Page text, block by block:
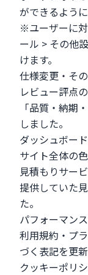
ができるように
※ユーザーに
ール > その他
けます。
仕様変更・そ
レビュー評点
「品質・納期
しました。
ダッシュボー
サイト全体の
見積もりサー
提供していた
た。
パフォーマン
利用規約・プ
づく表記を更
クッキーポリ